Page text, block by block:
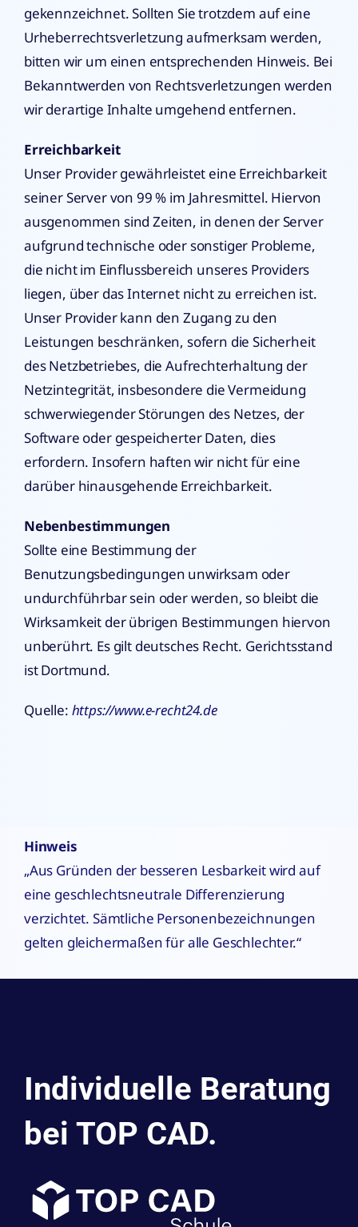
gekennzeichnet. Sollten Sie trotzdem auf eine
Urheberrechtsverletzung aufmerksam werden,
bitten wir um einen entsprechenden Hinweis. Bei
Bekanntwerden von Rechtsverletzungen werden
wir derartige Inhalte umgehend entfernen.
Erreichbarkeit
Unser Provider gewährleistet eine Erreichbarkeit
seiner Server von 99 % im Jahresmittel. Hiervon
ausgenommen sind Zeiten, in denen der Server
aufgrund technische oder sonstiger Probleme,
die nicht im Einflussbereich unseres Providers
liegen, über das Internet nicht zu erreichen ist.
Unser Provider kann den Zugang zu den
Leistungen beschränken, sofern die Sicherheit
des Netzbetriebes, die Aufrechterhaltung der
Netzintegrität, insbesondere die Vermeidung
schwerwiegender Störungen des Netzes, der
Software oder gespeicherter Daten, dies
erfordern. Insofern haften wir nicht für eine
darüber hinausgehende Erreichbarkeit.
Nebenbestimmungen
Sollte eine Bestimmung der
Benutzungsbedingungen unwirksam oder
undurchführbar sein oder werden, so bleibt die
Wirksamkeit der übrigen Bestimmungen hiervon
unberührt. Es gilt deutsches Recht. Gerichtsstand
ist Dortmund.
Quelle: https://www.e-recht24.de
Hinweis
„Aus Gründen der besseren Lesbarkeit wird auf
eine geschlechtsneutrale Differenzierung
verzichtet. Sämtliche Personenbezeichnungen
gelten gleichermaßen für alle Geschlechter.“
Individuelle Beratung
bei TOP CAD.